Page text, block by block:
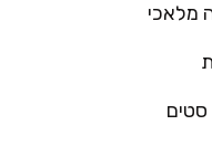
מלאכי
סטים